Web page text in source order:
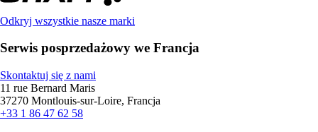
Odkryj wszystkie nasze marki
Serwis posprzedażowy we Francja
Skontaktuj się z nami
11 rue Bernard Maris
37270 Montlouis-sur-Loire, Francja
+33 1 86 47 62 58